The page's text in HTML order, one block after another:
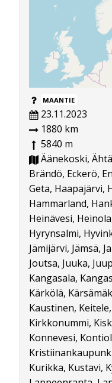
MAANTIE
23.11.2023
1880 km
5840 m
Äänekoski,
Brändö, Eckerö,
Geta, Haapajärvi,
Hammarland,
Heinävesi,
Hyrynsalmi,
Jämijärvi, Jämsä,
Joutsa, Juuka,
Kangasala,
Kärkölä,
Kaustinen,
Kirkkonummi,
Konnevesi,
Kurikka, Kustavi,